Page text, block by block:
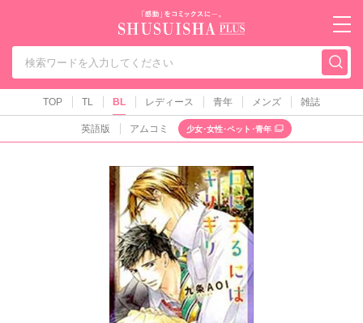
秋水社PLUS（テ
TOP TL BL レディース 青年 メンズ 雑誌
英語版 アムコミ 少女･女性･ペット･青年